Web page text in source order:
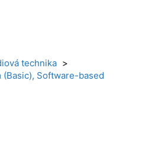
technika
Software-based